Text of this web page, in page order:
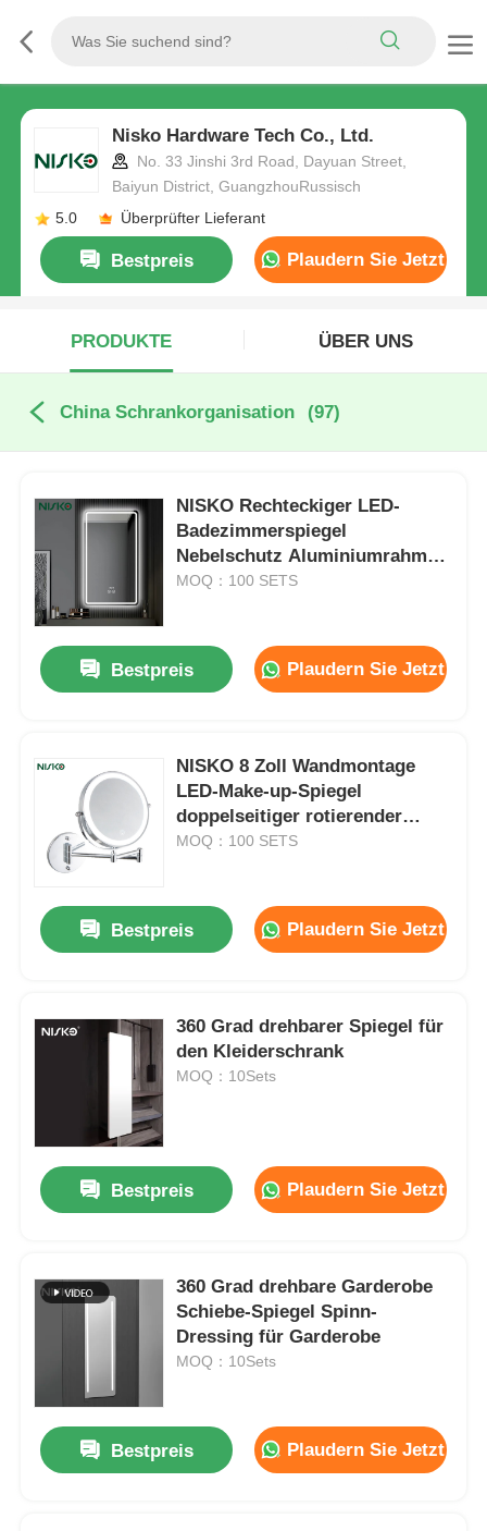
Nisko Hardware Tech Co., Ltd.
No. 33 Jinshi 3rd Road, Dayuan Street,
Baiyun District, GuangzhouRussisch
5.0
Überprüfter Lieferant
Bestpreis Plaudern Sie Jetzt
PRODUKTE ÜBER UNS
China Schrankorganisation (97)
NISKO Rechteckiger LED-
Badezimmerspiegel
Nebelschutz Aluminiumrahmen
Intelligenter Leuchtspiegel mit
MOQ：100 SETS
Bestpreis Plaudern Sie Jetzt
NISKO 8 Zoll Wandmontage
LED-Make-up-Spiegel
doppelseitiger rotierender
Spiegel mit Touch-Sensor 3
MOQ：100 SETS
Bestpreis Plaudern Sie Jetzt
360 Grad drehbarer Spiegel für
den Kleiderschrank
MOQ：10Sets
Bestpreis Plaudern Sie Jetzt
360 Grad drehbare Garderobe
Schiebe-Spiegel Spinn-
Dressing für Garderobe
MOQ：10Sets
Bestpreis Plaudern Sie Jetzt